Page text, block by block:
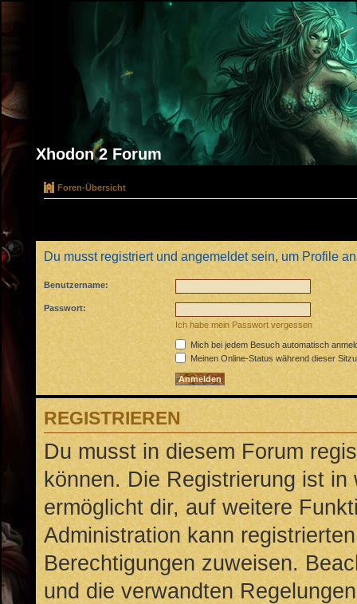
Xhodon 2 Forum
Foren-Übersicht
Du musst registriert und angemeldet sein, um Profile
Benutzername:
Passwort:
Ich habe mein Passwort vergessen
Mich bei jedem Besuch automatisch
Meinen Online-Status während dieser
REGISTRIEREN
Du musst in diesem Forum
können. Die Registrierung ist
ermöglicht dir, auf weitere
Administration kann
Berechtigungen zuweisen.
und die verwandten